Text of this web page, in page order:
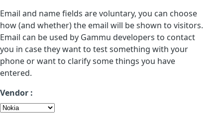
Email and name fields are voluntary, you can choose
how (and whether) the email will be shown to visitors.
Email can be used by Gammu developers to contact
you in case they want to test something with your
phone or want to clarify some things you have
entered.
Vendor :